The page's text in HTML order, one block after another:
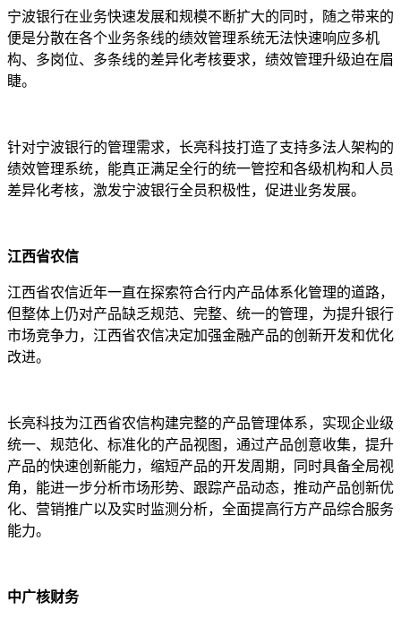
宁波银行在业务快速发展和规模不断扩大的同时，随之带来的
便是分散在各个业务条线的绩效管理系统无法快速响应多机
构、多岗位、多条线的差异化考核要求，绩效管理升级迫在眉
睫。
针对宁波银行的管理需求，长亮科技打造了支持多法人架构的
绩效管理系统，能真正满足全行的统一管控和各级机构和人员
差异化考核，激发宁波银行全员积极性，促进业务发展。
江西省农信
江西省农信近年一直在探索符合行内产品体系化管理的道路，
但整体上仍对产品缺乏规范、完整、统一的管理，为提升银行
市场竞争力，江西省农信决定加强金融产品的创新开发和优化
改进。
长亮科技为江西省农信构建完整的产品管理体系，实现企业级
统一、规范化、标准化的产品视图，通过产品创意收集，提升
产品的快速创新能力，缩短产品的开发周期，同时具备全局视
角，能进一步分析市场形势、跟踪产品动态，推动产品创新优
化、营销推广以及实时监测分析，全面提高行方产品综合服务
能力。
中广核财务